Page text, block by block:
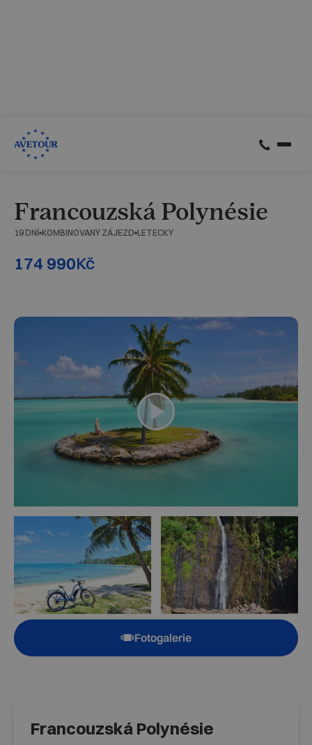
Francouzská Polynésie
19 DNÍ KOMBINOVANÝ ZÁJEZD LETECKY
174 990Kč
Fotogalerie
Francouzská Polynésie